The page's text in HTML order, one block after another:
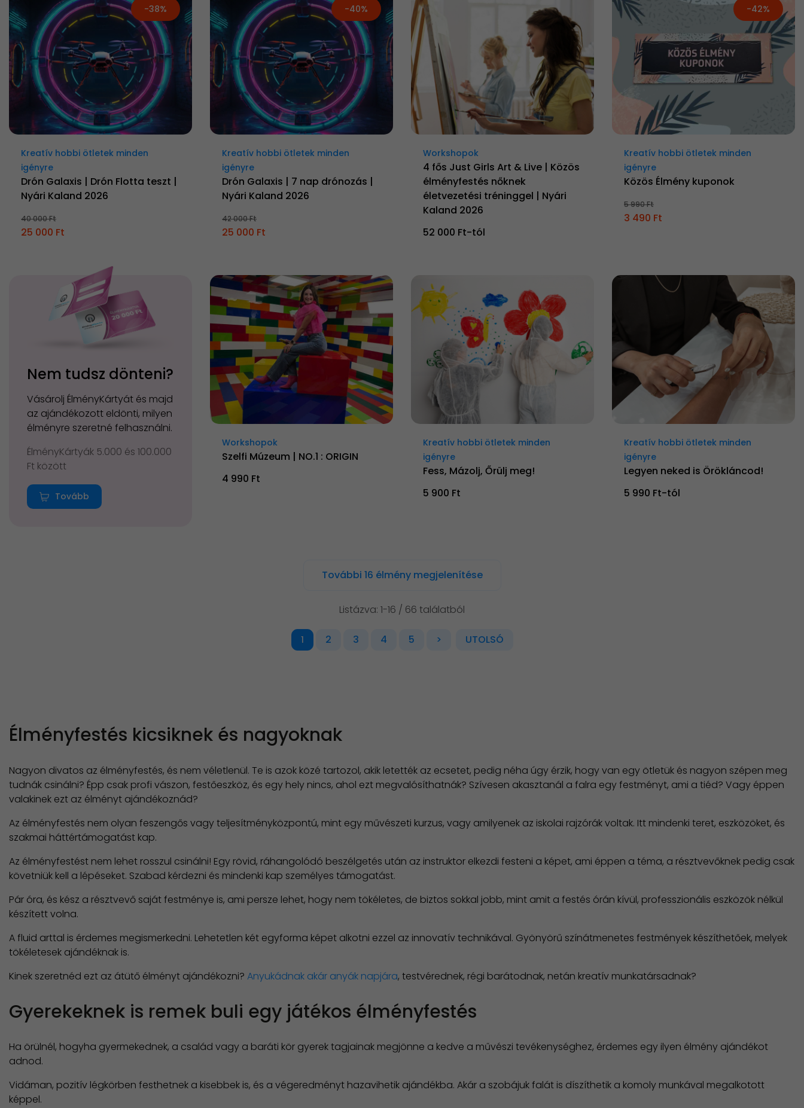
-38%
Kreatív hobbi ötletek minden
igényre
Drón Galaxis | Drón Flotta teszt |
Nyári Kaland 2026
40 000 Ft
25 000 Ft
-40%
Kreatív hobbi ötletek minden
igényre
Drón Galaxis | 7 nap drónozás |
Nyári Kaland 2026
42 000 Ft
25 000 Ft
Workshopok
4 fős Just Girls Art & Live | Közös
élményfestés nőknek
életvezetési tréninggel | Nyári
Kaland 2026
52 000 Ft-tól
-42%
Kreatív hobbi ötletek minden
igényre
Közös Élmény kuponok
5 990 Ft
3 490 Ft
Nem tudsz dönteni?
Vásárolj ÉlményKártyát és majd
az ajándékozott eldönti, milyen
élményre szeretné felhasználni.
ÉlményKártyák 5.000 és 100.000
Ft között
Tovább
Workshopok
Szelfi Múzeum | NO.1 : ORIGIN
4 990 Ft
Kreatív hobbi ötletek minden
igényre
Fess, Mázolj, Őrülj meg!
5 900 Ft
Kreatív hobbi ötletek minden
igényre
Legyen neked is Örökláncod!
5 990 Ft-tól
További 16 élmény megjelenítése
Listázva: 1-16 / 66 találatból
1 2 3 4 5 > UTOLSÓ
Élményfestés kicsiknek és nagyoknak
Nagyon divatos az élményfestés, és nem véletlenül. Te is azok közé tartozol, akik letették az ecsetet, pedig néha úgy érzik, hogy van egy ötletük és nagyon szépen meg
tudnák csinálni? Épp csak profi vászon, festőeszköz, és egy hely nincs, ahol ezt megvalósíthatnák? Szívesen akasztanál a falra egy festményt, ami a tiéd? Vagy éppen
valakinek ezt az élményt ajándékoznád?
Az élményfestés nem olyan feszengős vagy teljesítményközpontú, mint egy művészeti kurzus, vagy amilyenek az iskolai rajzórák voltak. Itt mindenki teret, eszközöket, és
szakmai háttértámogatást kap.
Az élményfestést nem lehet rosszul csinálni! Egy rövid, ráhangolódó beszélgetés után az instruktor elkezdi festeni a képet, ami éppen a téma, a résztvevőknek pedig csak
követniük kell a lépéseket. Szabad kérdezni és mindenki kap személyes támogatást.
Pár óra, és kész a résztvevő saját festménye is, ami persze lehet, hogy nem tökéletes, de biztos sokkal jobb, mint amit a festés órán kívül, professzionális eszközök nélkül
készített volna.
A fluid arttal is érdemes megismerkedni. Lehetetlen két egyforma képet alkotni ezzel az innovatív technikával. Gyönyörű színátmenetes festmények készíthetőek, melyek
tökéletesek ajándéknak is.
Kinek szeretnéd ezt az átütő élményt ajándékozni? Anyukádnak akár anyák napjára, testvérednek, régi barátodnak, netán kreatív munkatársadnak?
Gyerekeknek is remek buli egy játékos élményfestés
Ha örülnél, hogyha gyermekednek, a család vagy a baráti kör gyerek tagjainak megjönne a kedve a művészi tevékenységhez, érdemes egy ilyen élmény ajándékot
adnod.
Vidáman, pozitív légkörben festhetnek a kisebbek is, és a végeredményt hazavihetik ajándékba. Akár a szobájuk falát is díszíthetik a komoly munkával megalkotott
képpel.